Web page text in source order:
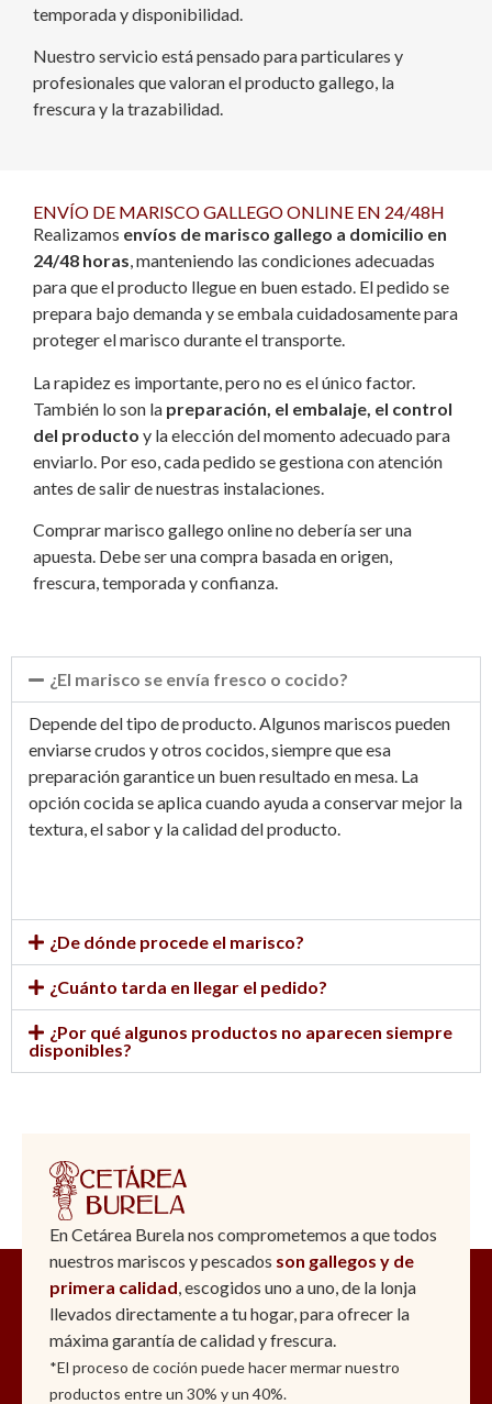
temporada y disponibilidad.
Nuestro servicio está pensado para particulares y
profesionales que valoran el producto gallego, la
frescura y la trazabilidad.
ENVÍO DE MARISCO GALLEGO ONLINE EN 24/48H
Realizamos envíos de marisco gallego a domicilio en
24/48 horas, manteniendo las condiciones adecuadas
para que el producto llegue en buen estado. El pedido se
prepara bajo demanda y se embala cuidadosamente para
proteger el marisco durante el transporte.
La rapidez es importante, pero no es el único factor.
También lo son la preparación, el embalaje, el control
del producto y la elección del momento adecuado para
enviarlo. Por eso, cada pedido se gestiona con atención
antes de salir de nuestras instalaciones.
Comprar marisco gallego online no debería ser una
apuesta. Debe ser una compra basada en origen,
frescura, temporada y confianza.
¿El marisco se envía fresco o cocido?
Depende del tipo de producto. Algunos mariscos pueden
enviarse crudos y otros cocidos, siempre que esa
preparación garantice un buen resultado en mesa. La
opción cocida se aplica cuando ayuda a conservar mejor la
textura, el sabor y la calidad del producto.
¿De dónde procede el marisco?
¿Cuánto tarda en llegar el pedido?
¿Por qué algunos productos no aparecen siempre
disponibles?
En Cetárea Burela nos comprometemos a que todos
nuestros mariscos y pescados son gallegos y de
primera calidad, escogidos uno a uno, de la lonja
llevados directamente a tu hogar, para ofrecer la
máxima garantía de calidad y frescura.
*El proceso de coción puede hacer mermar nuestro
productos entre un 30% y un 40%.